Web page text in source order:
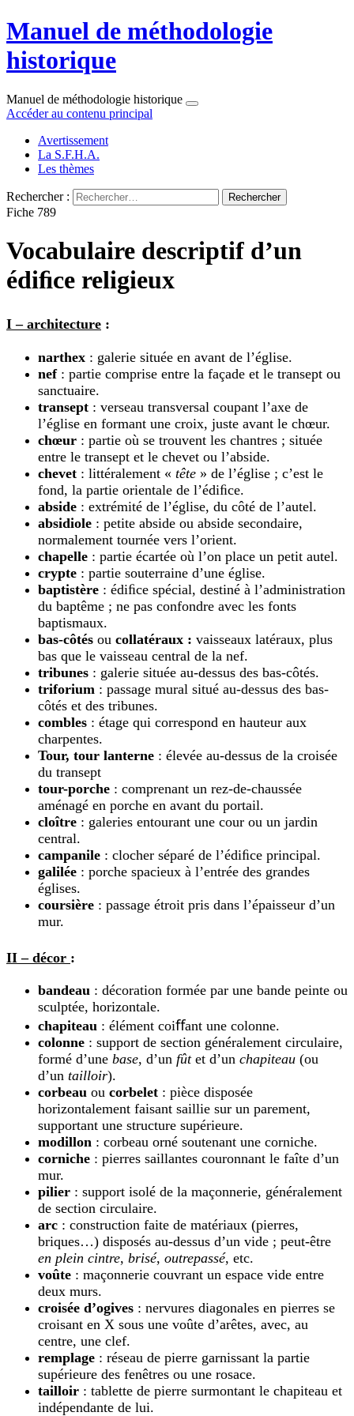
Manuel de méthodologie
historique
Manuel de méthodologie historique
Accéder au contenu principal
Avertissement
La S.F.H.A.
Les thèmes
Rechercher :
Fiche 789
Vocabulaire descriptif d’un
édiﬁce religieux
I – architecture :
narthex : galerie située en avant de l’église.
nef: partie comprise entre la façade et le transept ou
sanctuaire.
transept : verseau transversal coupant l’axe de
l’église en formant une croix, juste avant le chœur.
chœur : partie où se trouvent les chantres ; située
entre le transept et le chevet ou l’abside.
chevet : littéralement « tête » de l’église ; c’est le
fond, la partie orientale de l’édiﬁce.
abside : extrémité de l’église, du côté de l’autel.
absidiole : petite abside ou abside secondaire,
normalement tournée vers l’orient.
chapelle : partie écartée où l’on place un petit autel.
crypte : partie souterraine d’une église.
baptistère : édiﬁce spécial, destiné à l’administration
du baptême ; ne pas confondre avec les fonts
baptismaux.
bas-côtés ou collatéraux : vaisseaux latéraux, plus
bas que le vaisseau central de la nef.
tribunes : galerie située au-dessus des bas-côtés.
triforium : passage mural situé au-dessus des bas-
côtés et des tribunes.
combles : étage qui correspond en hauteur aux
charpentes.
Tour, tour lanterne : élevée au-dessus de la croisée
du transept
tour-porche : comprenant un rez-de-chaussée
aménagé en porche en avant du portail.
cloître : galeries entourant une cour ou un jardin
central.
campanile : clocher séparé de l’édiﬁce principal.
galilée : porche spacieux à l’entrée des grandes
églises.
coursière : passage étroit pris dans l’épaisseur d’un
mur.
II – décor :
bandeau : décoration formée par une bande peinte ou
sculptée, horizontale.
chapiteau : élément coiﬀant une colonne.
colonne : support de section généralement circulaire,
formé d’une base, d’un fûtet d’un chapiteau (ou
d’un tailloir).
corbeau ou corbelet : pièce disposée
horizontalement faisant saillie sur un parement,
supportant une structure supérieure.
modillon : corbeau orné soutenant une corniche.
corniche : pierres saillantes couronnant le faîte d’un
mur.
pilier : support isolé de la maçonnerie, généralement
de section circulaire.
arc : construction faite de matériaux (pierres,
briques…) disposés au-dessus d’un vide ; peut-être
en plein cintre, brisé, outrepassé, etc.
voûte : maçonnerie couvrant un espace vide entre
deux murs.
croisée d’ogives : nervures diagonales en pierres se
croisant en X sous une voûte d’arêtes, avec, au
centre, une clef.
remplage : réseau de pierre garnissant la partie
supérieure des fenêtres ou une rosace.
tailloir : tablette de pierre surmontant le chapiteau et
indépendante de lui.